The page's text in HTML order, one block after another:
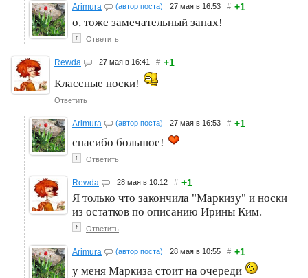
Arimura (автор поста) 27 мая в 16:53 # +1
о, тоже замечательный запах!
↑ Ответить
Rewda 27 мая в 16:41 # +1
Классные носки!
Ответить
Arimura (автор поста) 27 мая в 16:53 # +1
спасибо большое!
↑ Ответить
Rewda 28 мая в 10:12 # +1
Я только что закончила "Маркизу" и носки
из остатков по описанию Ирины Ким.
↑ Ответить
Arimura (автор поста) 28 мая в 10:55 # +1
у меня Маркиза стоит на очереди